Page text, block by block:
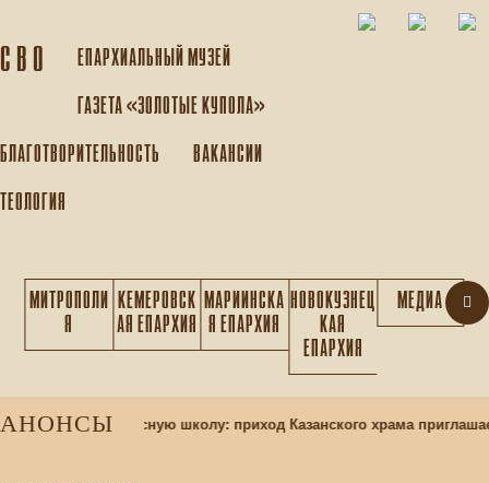
С В О
ЕПАРХИАЛЬНЫЙ МУЗEЙ
ГАЗЕТА «ЗОЛОТЫЕ КУПОЛА»
БЛАГОТВОРИТЕЛЬНОСТЬ
ВАКАНСИИ
ТЕОЛОГИЯ
МИТРОПОЛИ
Я
КЕМЕРОВСК
АЯ ЕПАРХИЯ
МАРИИНСКА
Я ЕПАРХИЯ
НОВОКУЗНЕЦ
КАЯ
ЕПАРХИЯ
МЕДИА
АНОНСЫв воскресную школу: приход Казанского храма приглашает